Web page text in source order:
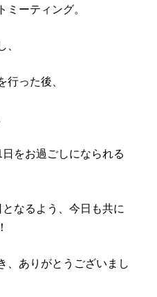
ミーティング。
、
行った後、
をお過ごしになられる
なるよう、今日も共に
、ありがとうございまし